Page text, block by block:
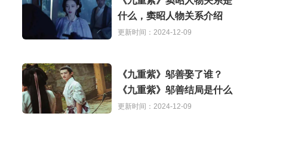
什么，窦昭人物关系介绍
更新时间：2024-12-09
《九重紫》邬善娶了谁？
《九重紫》邬善结局是什么
更新时间：2024-12-09